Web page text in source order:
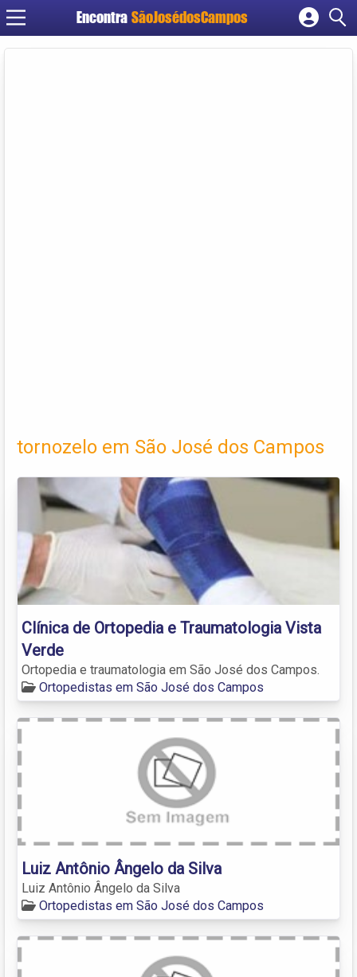
Encontra SãoJosédosCampos
Cadastrar empresa
tornozelo em São José dos Campos
Clínica de Ortopedia e Traumatologia Vista
Verde
Ortopedia e traumatologia em São José dos Campos.
Ortopedistas em São José dos Campos
Luiz Antônio Ângelo da Silva
Luiz Antônio Ângelo da Silva
Ortopedistas em São José dos Campos